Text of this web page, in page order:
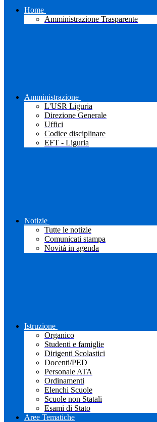
Home
Amministrazione Trasparente
Amministrazione
L'USR Liguria
Direzione Generale
Uffici
Codice disciplinare
EFT - Liguria
Notizie
Tutte le notizie
Comunicati stampa
Novità in agenda
Istruzione
Organico
Studenti e famiglie
Dirigenti Scolastici
Docenti/PED
Personale ATA
Ordinamenti
Elenchi Scuole
Scuole non Statali
Esami di Stato
Aree Tematiche